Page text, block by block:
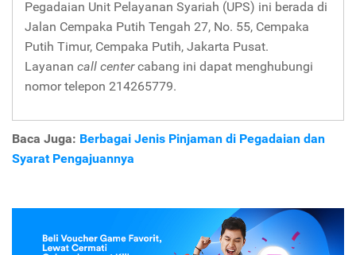
Pegadaian Unit Pelayanan Syariah (UPS) ini berada di
Jalan Cempaka Putih Tengah 27, No. 55, Cempaka
Putih Timur, Cempaka Putih, Jakarta Pusat.
Layanan call center cabang ini dapat menghubungi
nomor telepon 214265779.
Baca Juga: Berbagai Jenis Pinjaman di Pegadaian dan
Syarat Pengajuannya